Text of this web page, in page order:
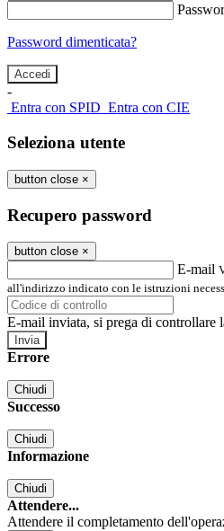
Password dimenticata?
-
Entra con SPID Entra con CIE
Seleziona utente
button close ×
Recupero password
button close ×
E-mail
all'indirizzo indicato con le istruzioni
E-mail inviata, si prega di controllare
Errore
Chiudi
Successo
Chiudi
Informazione
Chiudi
Attendere...
Attendere il completamento